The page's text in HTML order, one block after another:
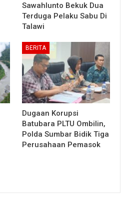
Sawahlunto Bekuk Dua
Terduga Pelaku Sabu Di
Talawi
BERITA
Dugaan Korupsi
Batubara PLTU Ombilin,
Polda Sumbar Bidik Tiga
Perusahaan Pemasok